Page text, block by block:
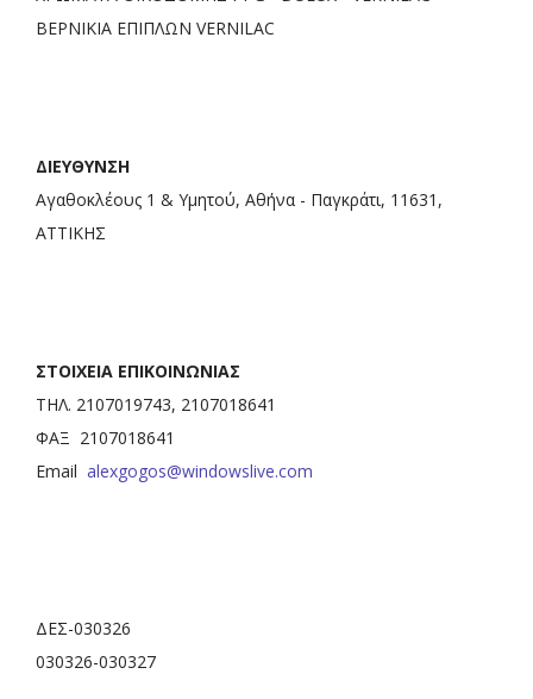
ΒΕΡΝΙΚΙΑ ΕΠΙΠΛΩΝ VERNILAC
ΔΙΕΥΘΥΝΣΗ
Αγαθοκλέους 1 & Υμητού, Αθήνα - Παγκράτι, 11631,
ΑΤΤΙΚΗΣ
ΣΤΟΙΧΕΙΑ ΕΠΙΚΟΙΝΩΝΙΑΣ
ΤΗΛ. 2107019743, 2107018641
ΦΑΞ 2107018641
Email alexgogos@windowslive.com
ΔΕΣ-030326
030326-030327